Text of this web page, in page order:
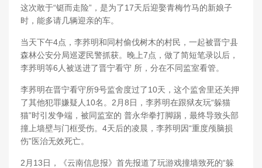
这次敢于“铤而走险”，是为了17天后迎娶青梅竹马的新娘子
时，能多请几辆迎亲的车。
当天下午4点，李荞明和同村偷伐树木的村民，一起被晋宁县
森林公安分局巡逻民警抓获。晚上7点，做了简短笔录以后，
李荞明等6人被送进了晋宁看守 所，分在不同监室看管。
李荞明在晋宁看守所9号监舍度过了10天，这个监舍里还关押
了其他犯罪嫌疑人10名。2月8日，李荞明在跟狱友玩“躲猫
猫”时引发争端，被同监室的 普永华拳打脚踢，最终导致头部
撞上墙壁与门框受伤。4天后的凌晨，李荞明因“重度颅脑损
伤”医治无效死亡。
2月13日，《云南信息报》首先报道了玩游戏撞墙致死的“躲